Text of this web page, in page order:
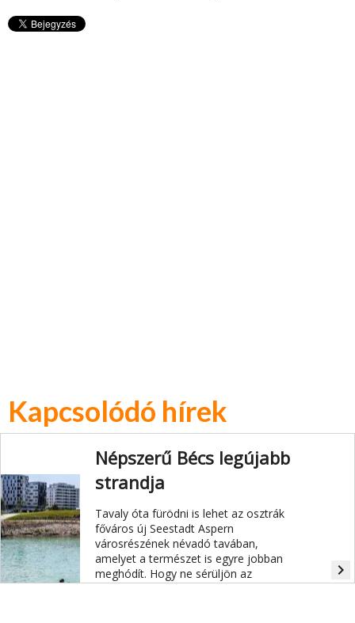
Kapcsolódó hírek
Népszerű Bécs legújabb
strandja
Tavaly óta fürödni is lehet az osztrák
főváros új Seestadt Aspern
városrészének névadó tavában,
amelyet a természet is egyre jobban
meghódít. Hogy ne sérüljön az
újonnan kialakuló flóra és fauna, és a
navigate_next